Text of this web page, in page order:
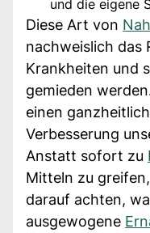
und die eigene
Diese Art von
nachweislich das
Krankheiten und
gemieden
einen
Verbesserung
Anstatt sofort zu
Mitteln zu
darauf achten,
ausgewogene